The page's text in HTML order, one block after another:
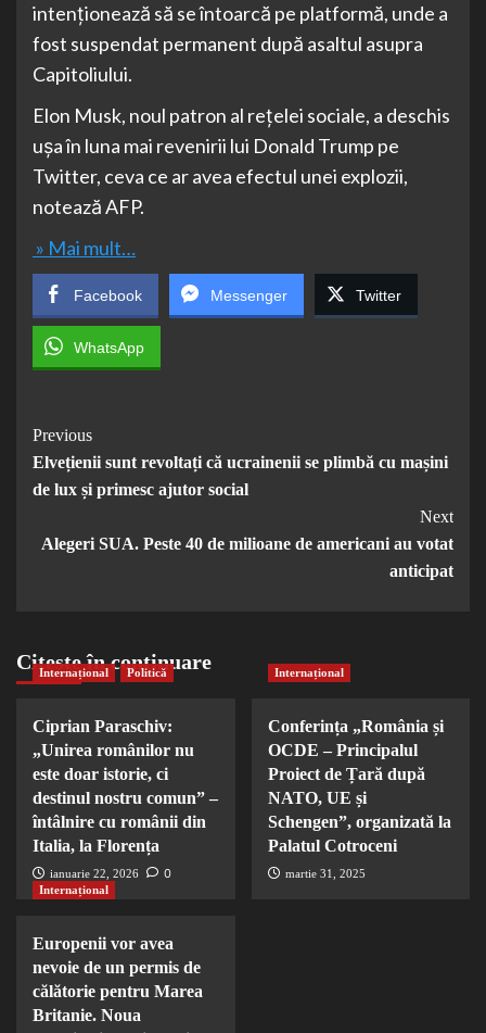
intenţionează să se întoarcă pe platformă, unde a
fost suspendat permanent după asaltul asupra
Capitoliului.
Elon Musk, noul patron al reţelei sociale, a deschis
uşa în luna mai revenirii lui Donald Trump pe
Twitter, ceva ce ar avea efectul unei explozii,
notează AFP.
» Mai mult…
Facebook Messenger Twitter
WhatsApp
Post
Navigation
Previous
Elvețienii sunt revoltați că ucrainenii se plimbă cu mașini
de lux și primesc ajutor social
Next
Alegeri SUA. Peste 40 de milioane de americani au votat
anticipat
Citește în continuare
Internațional Politică
Ciprian Paraschiv:
„Unirea românilor nu
este doar istorie, ci
destinul nostru comun” –
întâlnire cu românii din
Italia, la Florența
ianuarie 22, 2026 0
Internațional
Conferința „România și
OCDE – Principalul
Proiect de Țară după
NATO, UE și
Schengen”, organizată la
Palatul Cotroceni
martie 31, 2025
Internațional
Europenii vor avea
nevoie de un permis de
călătorie pentru Marea
Britanie. Noua